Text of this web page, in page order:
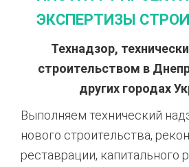
ЭКСПЕРТИЗЫ
Технадзор,
строительством в
других городах
Выполняем технический
нового строительства,
реставрации, капитального